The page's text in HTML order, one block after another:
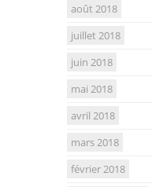
août 2018
juillet 2018
juin 2018
mai 2018
avril 2018
mars 2018
février 2018